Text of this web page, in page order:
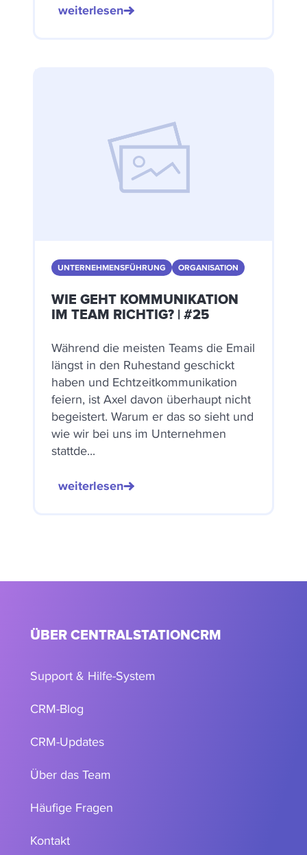
weiterlesen
UNTERNEHMENSFÜHRUNG ORGANISATION
WIE GEHT KOMMUNIKATION
IM TEAM RICHTIG? | #25
Während die meisten Teams die Email
längst in den Ruhestand geschickt
haben und Echtzeitkommunikation
feiern, ist Axel davon überhaupt nicht
begeistert. Warum er das so sieht und
wie wir bei uns im Unternehmen
stattde...
weiterlesen
ÜBER CENTRALSTATIONCRM
Support & Hilfe-System
CRM-Blog
CRM-Updates
Über das Team
Häufige Fragen
Kontakt